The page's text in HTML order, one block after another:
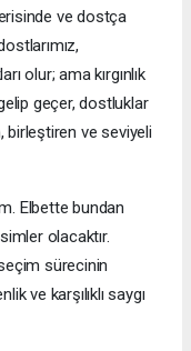
ve dostça
olur; ama kırgınlık
geçer, dostluklar
birleştiren ve seviyeli
Elbette bundan
olacaktır.
sürecinin
ve karşılıklı saygı